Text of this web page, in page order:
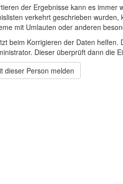
der Ergebnisse kann es
verkehrt geschrieben
mit Umlauten oder anderen
beim Korrigieren der Daten
Dieser überprüft dann die
dieser Person melden